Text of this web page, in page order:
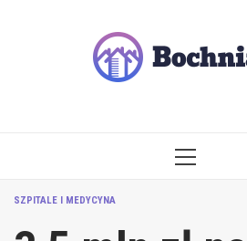
PRIMARY
SZPITALE I MEDYCYNA